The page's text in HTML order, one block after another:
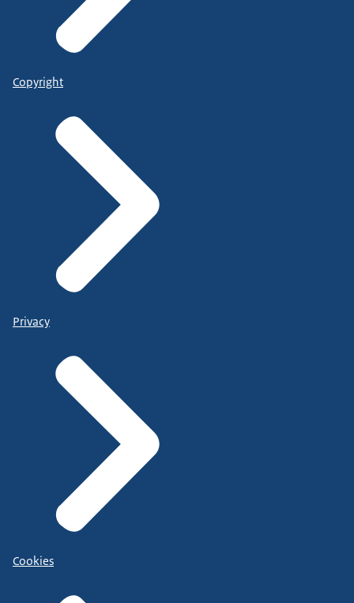
Copyright
Privacy
Cookies